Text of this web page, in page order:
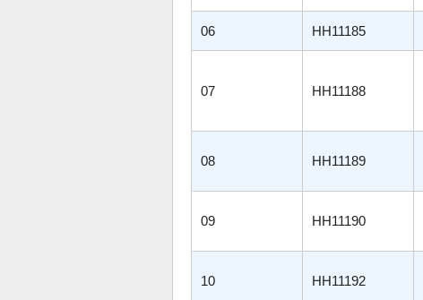
06 HH11185
07 HH11188
08 HH11189
09 HH11190
10 HH11192